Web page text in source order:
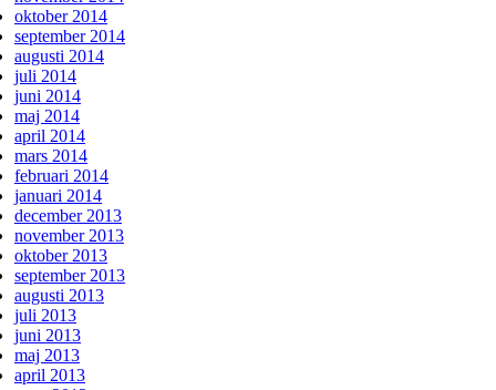
oktober 2014
september 2014
augusti 2014
juli 2014
juni 2014
maj 2014
april 2014
mars 2014
februari 2014
januari 2014
december 2013
november 2013
oktober 2013
september 2013
augusti 2013
juli 2013
juni 2013
maj 2013
april 2013